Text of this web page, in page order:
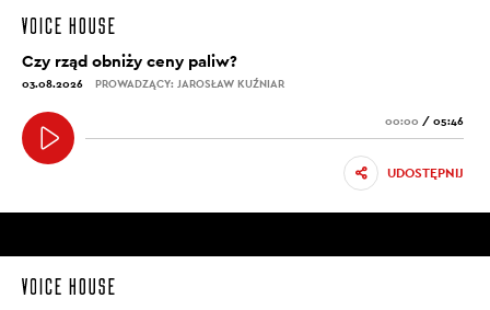
Czy rząd obniży ceny paliw?
03.08.2026 PROWADZĄCY: JAROSŁAW KUŹNIAR
00:00 / 05:46
UDOSTĘPNIJ